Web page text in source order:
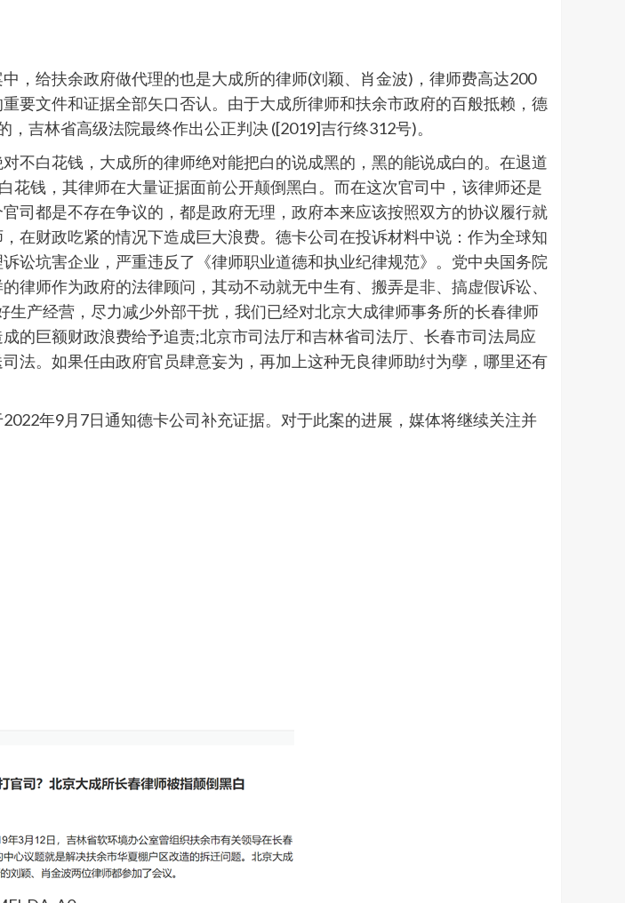
，给扶余政府做代理的也是大成所的律师(刘颖、肖金波)，律师费高达200
要文件和证据全部矢口否认。由于大成所律师和扶余市政府的百般抵赖，德
吉林省高级法院最终作出公正判决 ([2019]吉行终312号)。
不白花钱，大成所的律师绝对能把白的说成黑的，黑的能说成白的。在退道
钱，其律师在大量证据面前公开颠倒黑白。而在这次官司中，该律师还是
司都是不存在争议的，都是政府无理，政府本来应该按照双方的协议履行就
在财政吃紧的情况下造成巨大浪费。德卡公司在投诉材料中说：作为全球知
讼坑害企业，严重违反了《律师职业道德和执业纪律规范》。党中央国务院
师作为政府的法律顾问，其动不动就无中生有、搬弄是非、搞虚假诉讼、
产经营，尽力减少外部干扰，我们已经对北京大成律师事务所的长春律师
的巨额财政浪费给予追责;北京市司法厅和吉林省司法厅、长春市司法局应
法。如果任由政府官员肆意妄为，再加上这种无良律师助纣为孽，哪里还有
年9月7日通知德卡公司补充证据。对于此案的进展，媒体将继续关注并